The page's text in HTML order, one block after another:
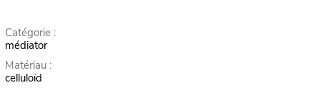
Catégorie :
médiator
Matériau :
celluloïd